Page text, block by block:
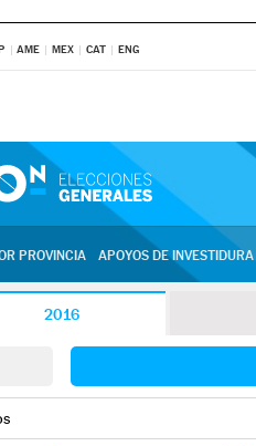
AME MEX CAT ENG
PROVINCIA APOYOS DE INVESTIDURA
2016